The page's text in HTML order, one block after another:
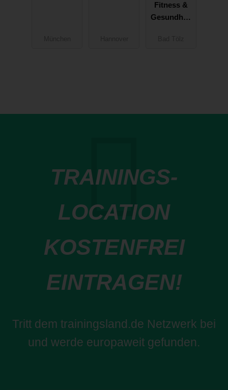
Fitness &
Gesundheit
TRAININGS-
LOCATION
KOSTENFREI
EINTRAGEN!
Tritt dem trainingsland.de Netzwerk bei
und werde europaweit gefunden.